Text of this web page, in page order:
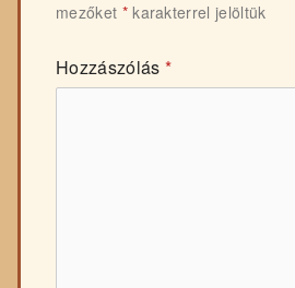
mezőket *karakterrel jelöltük
Hozzászólás *